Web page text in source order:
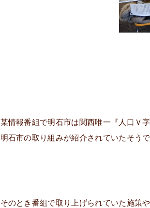
某情報番組で明石市は関西唯一『人口Ｖ
明石市の取り組みが紹介されていたそうで
そのとき番組で取り上げられていた施策